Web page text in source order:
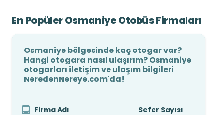
En Popüler Osmaniye Otobüs Firmaları
Osmaniye bölgesinde kaç otogar var?
Hangi otogara nasıl ulaşırım? Osmaniye
otogarları iletişim ve ulaşım bilgileri
NeredenNereye.com'da!
Firma Adı Sefer Sayısı